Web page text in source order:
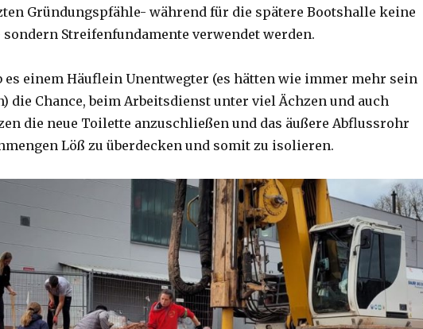
Gründungspfähle- während für die spätere Bootshalle keine
sondern Streifenfundamente verwendet werden.
es einem Häuflein Unentwegter (es hätten wie immer mehr sein
die Chance, beim Arbeitsdienst unter viel Ächzen und auch
die neue Toilette anzuschließen und das äußere Abflussrohr
Löß zu überdecken und somit zu isolieren.